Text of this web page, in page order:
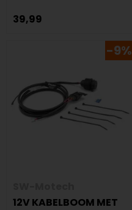
39,99
-9%
12V KABELBOOM MET